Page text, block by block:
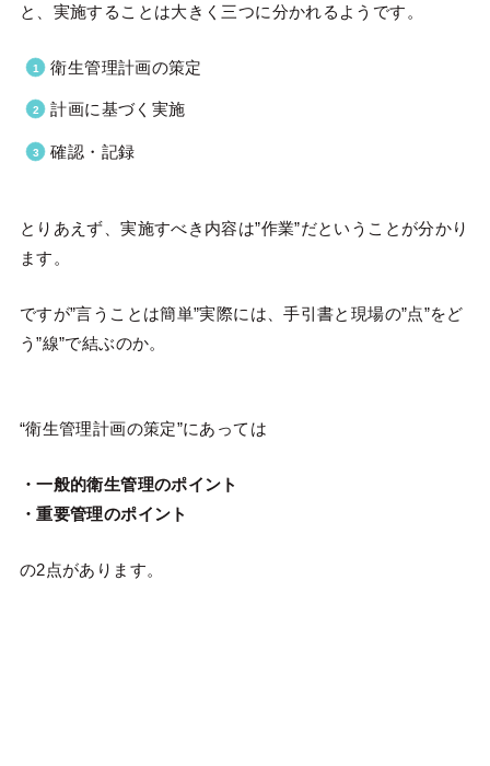
と、実施することは大きく三つに分かれるようです。
衛生管理計画の策定
計画に基づく実施
確認・記録
とりあえず、実施すべき内容は”作業”だということが分かり
ます。
ですが”言うことは簡単”実際には、手引書と現場の”点”をど
う”線”で結ぶのか。
“衛生管理計画の策定”にあっては
・一般的衛生管理のポイント
・重要管理のポイント
の2点があります。